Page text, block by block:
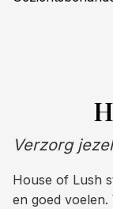
Verzorg
House of Lush
en goed